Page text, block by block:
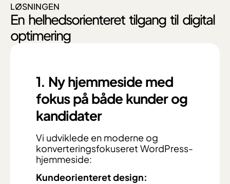
LØSNINGEN
En helhedsorienteret tilgang til digital
optimering
1. Ny hjemmeside med
fokus på både kunder og
kandidater
Vi udviklede en moderne og
konverteringsfokuseret WordPress-
hjemmeside:
Kundeorienteret design: